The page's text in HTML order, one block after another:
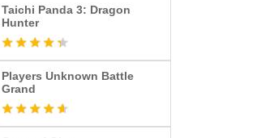
Taichi Panda 3: Dragon
Hunter
Players Unknown Battle
Grand